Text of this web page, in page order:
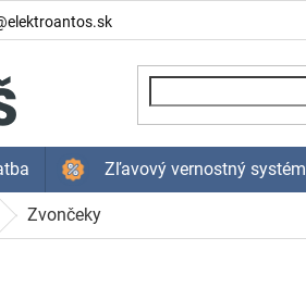
Zľavový vernostný systém
Zvončeky